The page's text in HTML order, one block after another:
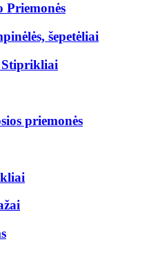
šepetėliai
priemonės